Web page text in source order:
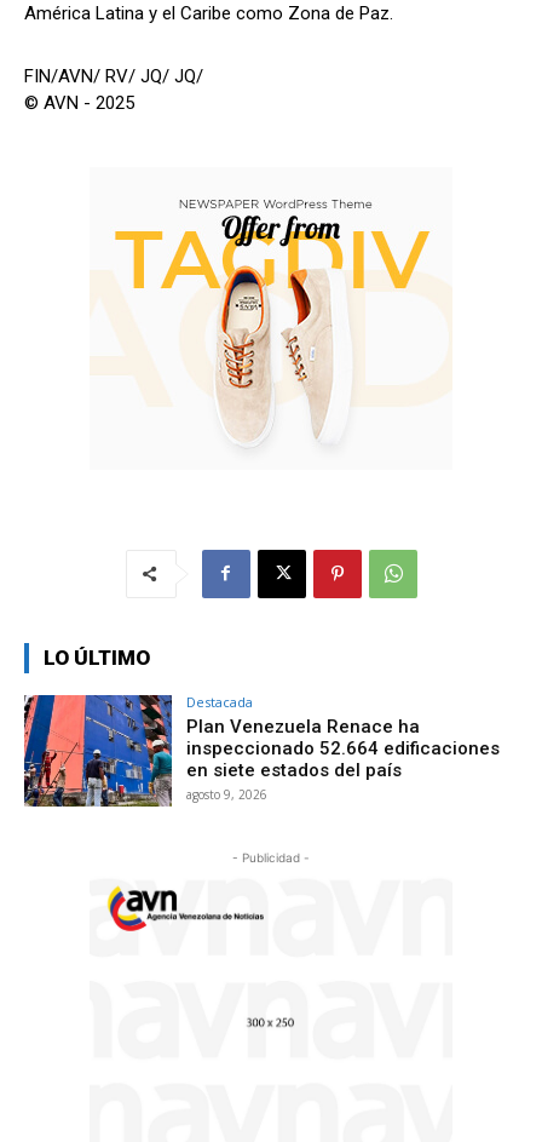
América Latina y el Caribe como Zona de Paz.
FIN/AVN/ RV/ JQ/ JQ/
© AVN - 2025
LO ÚLTIMO
Destacada
Plan Venezuela Renace ha
inspeccionado 52.664 edificaciones
en siete estados del país
agosto 9, 2026
- Publicidad -